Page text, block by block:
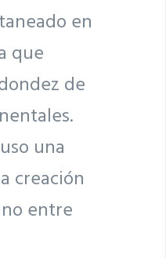
en
que
de
una
creación
entre